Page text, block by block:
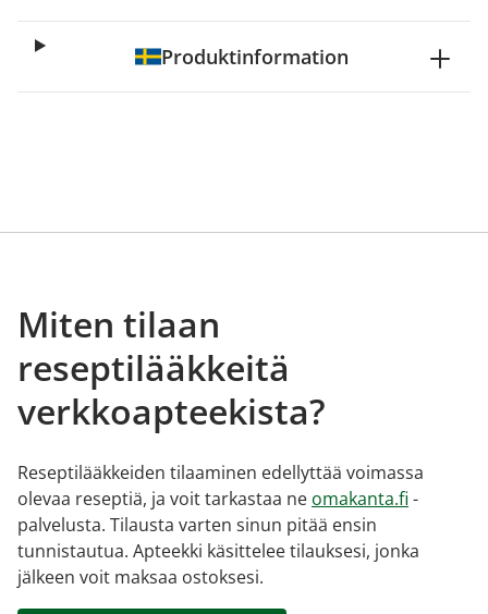
Produktinformation
Miten tilaan
reseptilääkkeitä
verkkoapteekista?
Reseptilääkkeiden tilaaminen edellyttää voimassa
olevaa reseptiä, ja voit tarkastaa ne omakanta.fi -
palvelusta. Tilausta varten sinun pitää ensin
tunnistautua. Apteekki käsittelee tilauksesi, jonka
jälkeen voit maksaa ostoksesi.